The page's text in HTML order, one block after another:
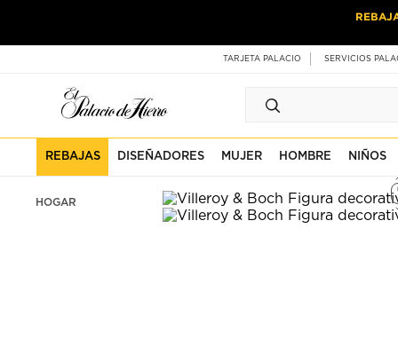
TARJETA PALACIO SERVICIOS
REBAJAS DISEÑADORES MUJER HOMBRE NIÑOS
HOGAR